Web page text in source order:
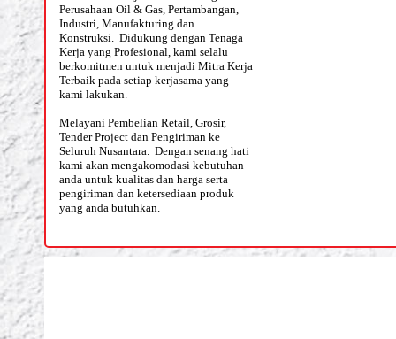
Perusahaan Oil & Gas, Pertambangan,
Industri, Manufakturing dan
Konstruksi. Didukung dengan Tenaga
Kerja yang Profesional, kami selalu
berkomitmen untuk menjadi Mitra Kerja
Terbaik pada setiap kerjasama yang
kami lakukan.
Melayani Pembelian Retail, Grosir,
Tender Project dan Pengiriman ke
Seluruh Nusantara. Dengan senang hati
kami akan mengakomodasi kebutuhan
anda untuk kualitas dan harga serta
pengiriman dan ketersediaan produk
yang anda butuhkan.